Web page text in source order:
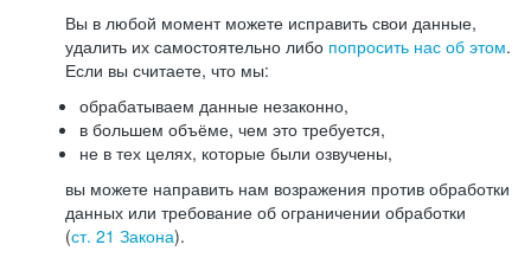
Вы в любой момент можете исправить свои данные,
удалить их самостоятельно либо попросить нас об этом.
Если вы считаете, что мы:
обрабатываем данные незаконно,
в большем объёме, чем это требуется,
не в тех целях, которые были озвучены,
вы можете направить нам возражения против обработки
данных или требование об ограничении обработки
(ст. 21 Закона).